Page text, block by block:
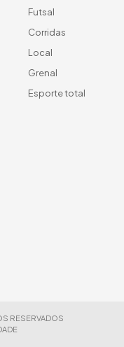
Futsal
Corridas
Local
Grenal
Esporte total
RESERVADOS